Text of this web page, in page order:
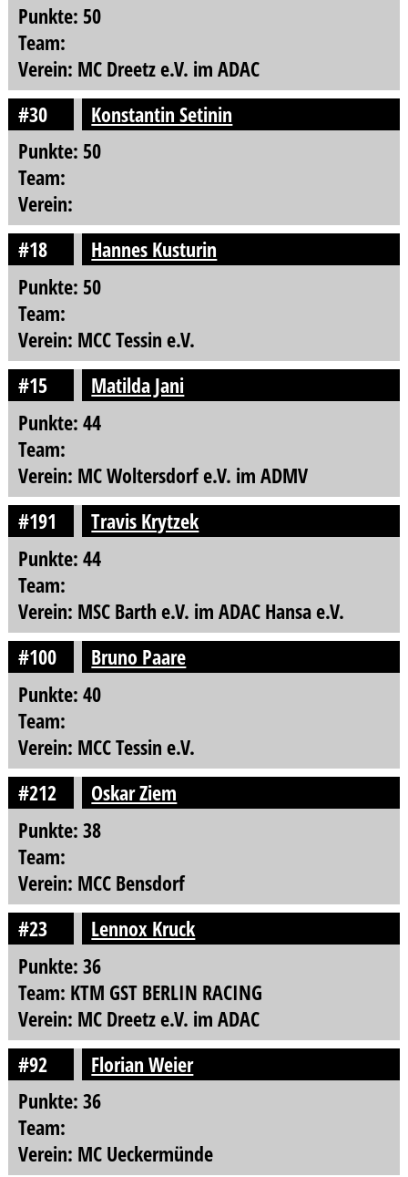
Punkte: 50
Team:
Verein: MC Dreetz e.V. im ADAC
#30
Konstantin Setinin
Punkte: 50
Team:
Verein:
#18
Hannes Kusturin
Punkte: 50
Team:
Verein: MCC Tessin e.V.
#15
Matilda Jani
Punkte: 44
Team:
Verein: MC Woltersdorf e.V. im ADMV
#191
Travis Krytzek
Punkte: 44
Team:
Verein: MSC Barth e.V. im ADAC Hansa e.V.
#100
Bruno Paare
Punkte: 40
Team:
Verein: MCC Tessin e.V.
#212
Oskar Ziem
Punkte: 38
Team:
Verein: MCC Bensdorf
#23
Lennox Kruck
Punkte: 36
Team: KTM GST BERLIN RACING
Verein: MC Dreetz e.V. im ADAC
#92
Florian Weier
Punkte: 36
Team:
Verein: MC Ueckermünde